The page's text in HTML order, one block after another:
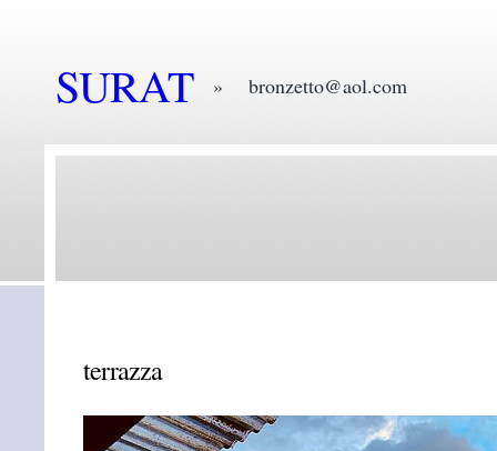
SURAT » bronzetto@aol.com
terrazza